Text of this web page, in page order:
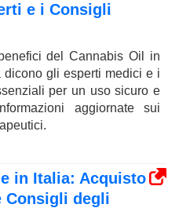
e i Consigli
del Cannabis Oil in
dicono gli esperti medici e i
per un uso sicuro e
aggiornate sui
in Italia: Acquisto
Consigli degli